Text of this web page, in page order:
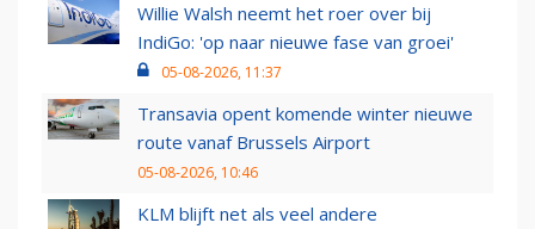
Willie Walsh neemt het roer over bij
IndiGo: 'op naar nieuwe fase van groei'
05-08-2026, 11:37
Transavia opent komende winter nieuwe
route vanaf Brussels Airport
05-08-2026, 10:46
KLM blijft net als veel andere